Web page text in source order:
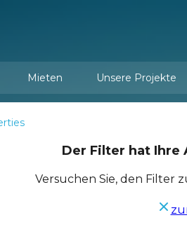
Mieten Unsere Projekte
Der Filter hat
Versuchen Sie, den Filter